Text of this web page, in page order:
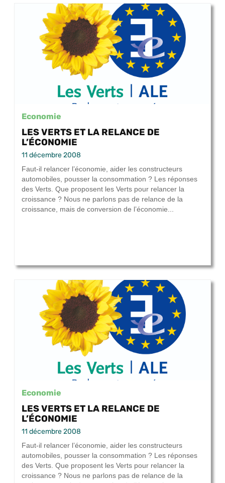
Economie
LES VERTS ET LA RELANCE DE
L’ÉCONOMIE
11 décembre 2008
Faut-il relancer l’économie, aider les constructeurs
automobiles, pousser la consommation ? Les réponses
des Verts. Que proposent les Verts pour relancer la
croissance ? Nous ne parlons pas de relance de la
croissance, mais de conversion de l’économie...
Economie
LES VERTS ET LA RELANCE DE
L’ÉCONOMIE
11 décembre 2008
Faut-il relancer l’économie, aider les constructeurs
automobiles, pousser la consommation ? Les réponses
des Verts. Que proposent les Verts pour relancer la
croissance ? Nous ne parlons pas de relance de la